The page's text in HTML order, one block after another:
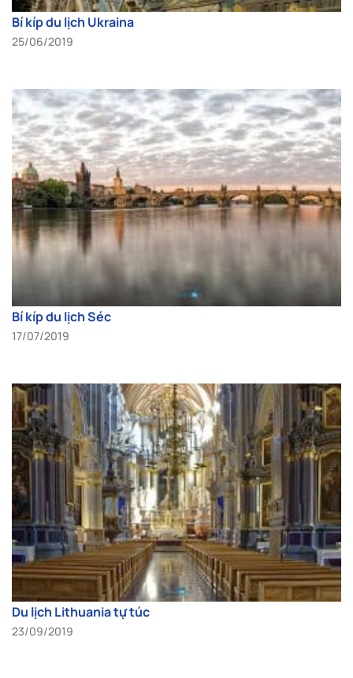
Bí kíp du lịch Ukraina
25/06/2019
Bí kíp du lịch Séc
17/07/2019
Du lịch Lithuania tự túc
23/09/2019